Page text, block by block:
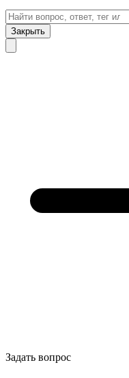
Закрыть
Задать вопрос